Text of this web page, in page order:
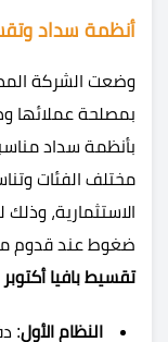
أنظمة سداد
وضعت الشركة
بمصلحة عملائها
بأنظمة سداد
مختلف الفئات
الاستثمارية،
ضغوط عند قدوم
تقسيط بافيا أكتوبر
النظام الأول: